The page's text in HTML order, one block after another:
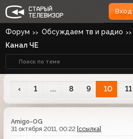
Вход
Форум Обсуждаем тв и радио
Канал ЧЕ
‹ 1 ... 8 9 10 11
Amigo-OG
31 октября 2011, 00:22 [ссылка]